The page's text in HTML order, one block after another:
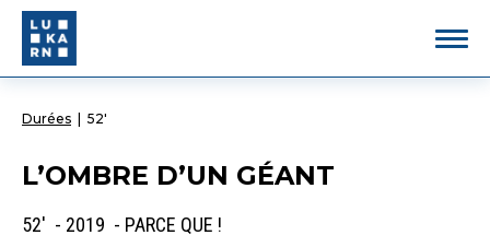
Durées 52'
L’OMBRE D’UN GÉANT
52' - 2019 - PARCE QUE !